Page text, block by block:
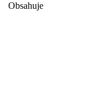
Obsahuje